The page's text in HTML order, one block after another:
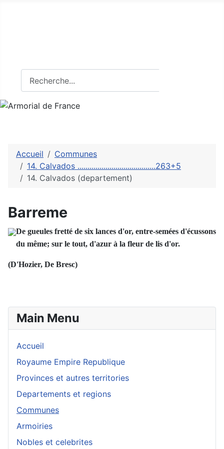
Accueil
Communes
14. Calvados .......................................263+5
14. Calvados (departement)
Barreme
De gueules fretté de six lances d'or, entre-semées d'écussons
du même; sur le tout, d'azur à la fleur de lis d'or.
(D'Hozier, De Bresc)
Main Menu
Accueil
Royaume Empire Republique
Provinces et autres territories
Departements et regions
Communes
Armoiries
Nobles et celebrites